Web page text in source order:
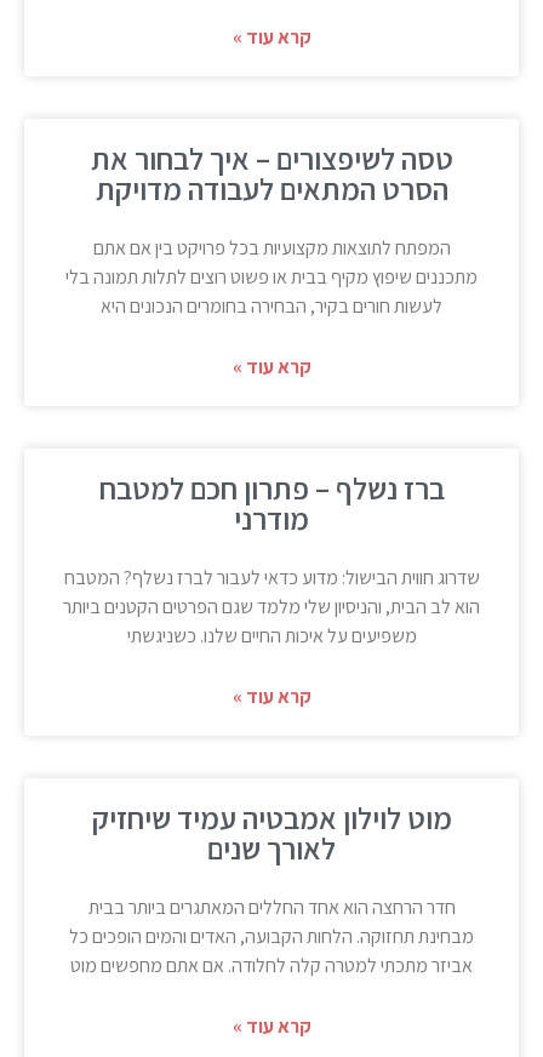
קרא עוד »
טסה לשיפצורים – איך לבחור את
הסרט המתאים לעבודה מדויקת
המפתח לתוצאות מקצועיות בכל פרויקט בין אם אתם
מתכננים שיפוץ מקיף בבית או פשוט רוצים לתלות תמונה בלי
לעשות חורים בקיר, הבחירה בחומרים הנכונים היא
קרא עוד »
ברז נשלף – פתרון חכם למטבח
מודרני
שדרוג חווית הבישול: מדוע כדאי לעבור לברז נשלף? המטבח
הוא לב הבית, והניסיון שלי מלמד שגם הפרטים הקטנים ביותר
משפיעים על איכות החיים שלנו. כשניגשתי
קרא עוד »
מוט לוילון אמבטיה עמיד שיחזיק
לאורך שנים
חדר הרחצה הוא אחד החללים המאתגרים ביותר בבית
מבחינת תחזוקה. הלחות הקבועה, האדים והמים הופכים כל
אביזר מתכתי למטרה קלה לחלודה. אם אתם מחפשים מוט
קרא עוד »